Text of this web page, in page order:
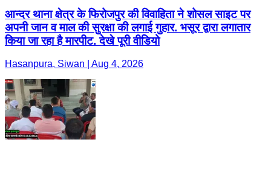
आन्दर थाना क्षेत्र के फिरोजपुर की विवाहिता ने शोसल साइट पर
अपनी जान व माल की सुरक्षा की लगाई गुहार. भसूर द्वारा लगातार
किया जा रहा है मारपीट. देखे पूरी वीडियो
Hasanpura, Siwan | Aug 4, 2026